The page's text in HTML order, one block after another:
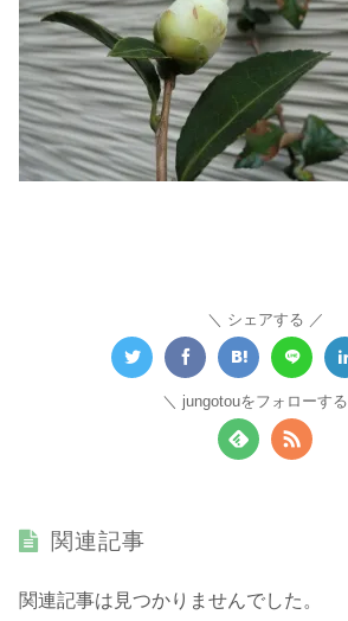
シェアする
jungotouをフォローする
関連記事
関連記事は見つかりませんでした。